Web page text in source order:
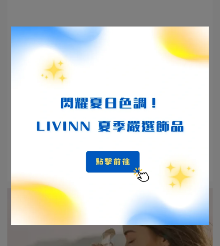
水晶產地完整指南：6 大洲礦區差異、各產地
特色與挑選重點
livinn | 2026-04-06